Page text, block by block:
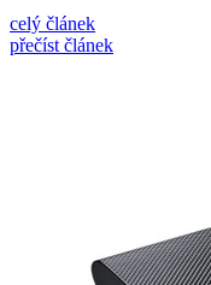
celý článek
přečíst článek